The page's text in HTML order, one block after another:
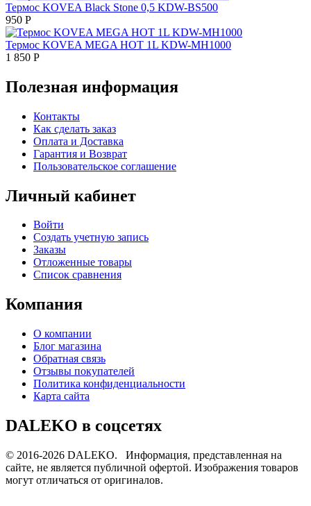
Термос KOVEA Black Stone 0,5 KDW-BS500
950 Р
Термос KOVEA MEGA HOT 1L KDW-MH1000
1 850 Р
Полезная информация
Контакты
Как сделать заказ
Оплата и Доставка
Гарантия и Возврат
Пользовательское соглашение
Личный кабинет
Войти
Создать учетную запись
Заказы
Отложенные товары
Список сравнения
Компания
О компании
Блог магазина
Обратная связь
Отзывы покупателей
Политика конфиденциальности
Карта сайта
DALEKO в соцсетях
© 2016-2026 DALEKO. Информация, представленная на
сайте, не является публичной офертой. Изображения товаров
могут отличаться от оригиналов.